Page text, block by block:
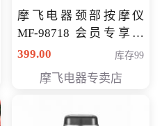
摩飞电器颈部按摩仪
MF-98718 会员专享价
299元
399.00 库存99
摩飞电器专卖店